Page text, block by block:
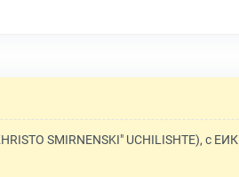
SMIRNENSKI" UCHILISHTE), с ЕИК